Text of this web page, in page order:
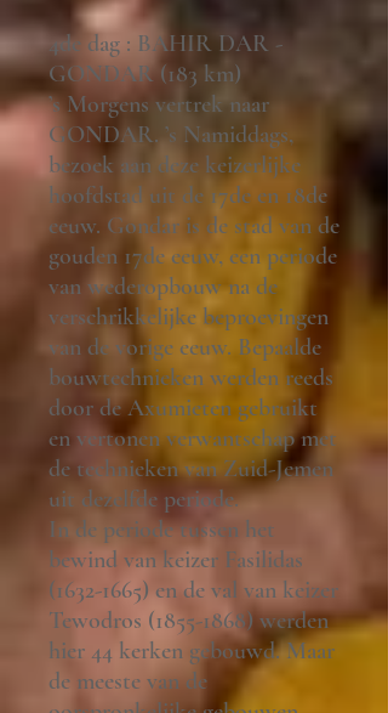
4de dag : BAHIR DAR -
GONDAR (183 km)
’s Morgens vertrek naar
GONDAR. ’s Namiddags,
bezoek aan deze keizerlijke
hoofdstad uit de 17de en 18de
eeuw. Gondar is de stad van de
gouden 17de eeuw, een periode
van wederopbouw na de
verschrikkelijke beproevingen
van de vorige eeuw. Bepaalde
bouwtechnieken werden reeds
door de Axumieten gebruikt
en vertonen verwantschap met
de technieken van Zuid-Jemen
uit dezelfde periode.
In de periode tussen het
bewind van keizer Fasilidas
(1632-1665) en de val van keizer
Tewodros (1855-1868) werden
hier 44 kerken gebouwd. Maar
de meeste van de